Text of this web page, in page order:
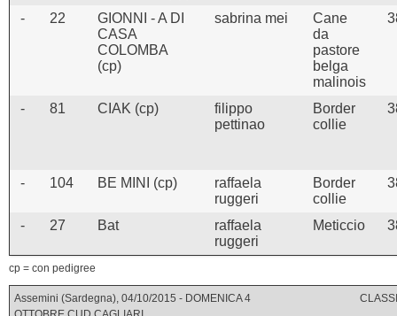
- 22
GIONNI - A DI
CASA
COLOMBA
(cp)
sabrina mei
Cane
da
pastore
belga
malinois
- 81 CIAK (cp)
filippo
pettinao
Border
collie
- 104 BE MINI (cp)
raffaela
ruggeri
Border
collie
- 27 Bat
raffaela
ruggeri
Meticcio
cp = con pedigree
Assemini (Sardegna), 04/10/2015 - DOMENICA 4